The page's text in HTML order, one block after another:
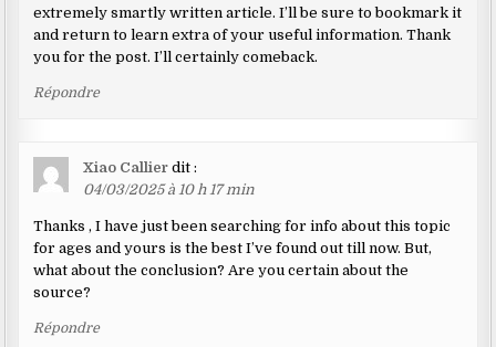
extremely smartly written article. I’ll be sure to bookmark it
and return to learn extra of your useful information. Thank
you for the post. I’ll certainly comeback.
Répondre
Xiao Callier dit :
04/03/2025 à 10 h 17 min
Thanks , I have just been searching for info about this topic
for ages and yours is the best I’ve found out till now. But,
what about the conclusion? Are you certain about the
source?
Répondre